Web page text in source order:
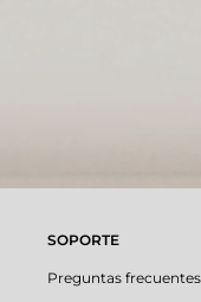
SOPORTE
Preguntas frecuentes